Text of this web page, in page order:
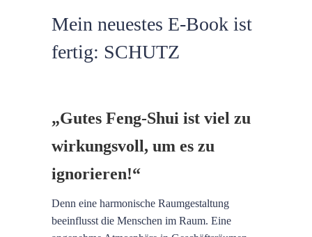
Mein neuestes E-Book ist
fertig: SCHUTZ
„Gutes Feng-Shui ist viel zu
wirkungsvoll, um es zu
ignorieren!“
Denn eine harmonische Raumgestaltung
beeinflusst die Menschen im Raum. Eine